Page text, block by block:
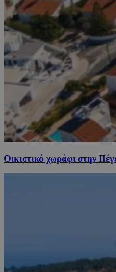
Οικιστικό χωράφι στην